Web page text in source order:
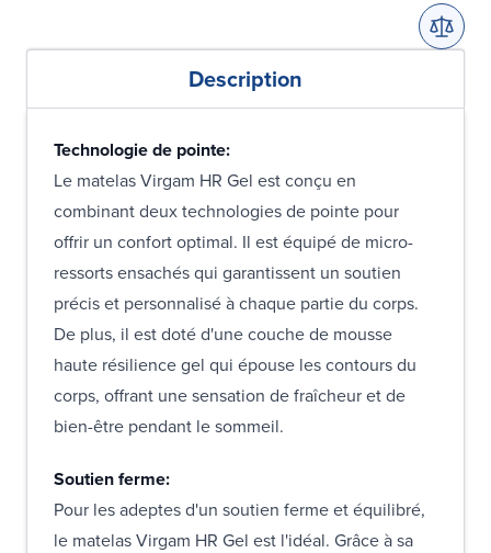
Description
Technologie de pointe:
Le matelas Virgam HR Gel est conçu en
combinant deux technologies de pointe pour
offrir un confort optimal. Il est équipé de micro-
ressorts ensachés qui garantissent un soutien
précis et personnalisé à chaque partie du corps.
De plus, il est doté d'une couche de mousse
haute résilience gel qui épouse les contours du
corps, offrant une sensation de fraîcheur et de
bien-être pendant le sommeil.
Soutien ferme:
Pour les adeptes d'un soutien ferme et équilibré,
le matelas Virgam HR Gel est l'idéal. Grâce à sa